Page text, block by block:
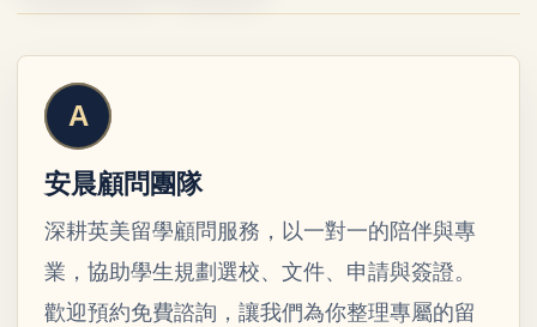
安晨顧問團隊
深耕英美留學顧問服務，以一對一的陪伴與專
業，協助學生規劃選校、文件、申請與簽證。
歡迎預約免費諮詢，讓我們為你整理專屬的留